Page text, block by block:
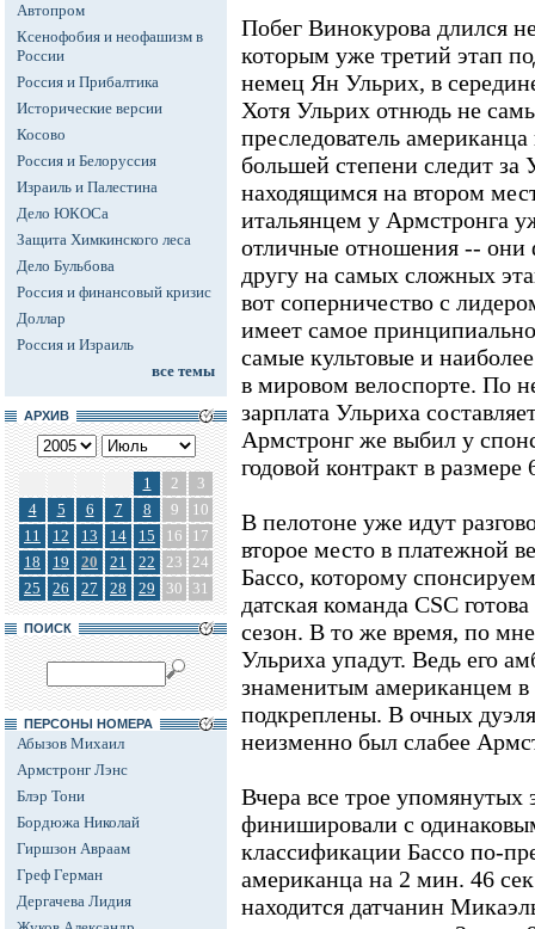
Автопром
Ксенофобия и неофашизм в
России
Россия и Прибалтика
Исторические версии
Косово
Россия и Белоруссия
Израиль и Палестина
Дело ЮКОСа
Защита Химкинского леса
Дело Бульбова
Россия и финансовый кризис
Доллар
Россия и Израиль
все темы
АРХИВ
1 2
3
4
5 6 7 8 9
10
11
12 13 14 15 16
17
18
19 20 21 22 23 24
25
26 27 28 29 30 31
ПОИСК
ПЕРСОНЫ НОМЕРА
Абызов Михаил
Армстронг Лэнс
Блэр Тони
Бордюжа Николай
Гиршзон Авраам
Греф Герман
Дергачева Лидия
Побег Винокурова длился
которым уже третий этап
немец Ян Ульрих, в
Хотя Ульрих отнюдь не
преследователь
большей степени следит за
находящимся на втором
итальянцем у Армстронга
отличные отношения -- они
другу на самых сложных
вот соперничество с
имеет самое
самые культовые и
в мировом велоспорте. По
зарплата Ульриха
Армстронг же выбил у
годовой контракт в
В пелотоне уже идут
второе место в платежной
Бассо, которому
датская команда CSC
сезон. В то же время, по
Ульриха упадут. Ведь его
знаменитым американцем
подкреплены. В очных
неизменно был слабее
Вчера все трое
финишировали с
классификации Бассо по-
американца на 2 мин. 46
находится датчанин